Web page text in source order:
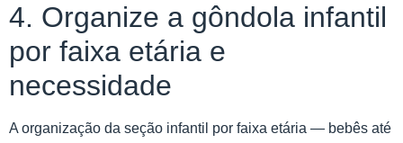
4. Organize a gôndola infantil
por faixa etária e
necessidade
A organização da seção infantil por faixa etária — bebês até